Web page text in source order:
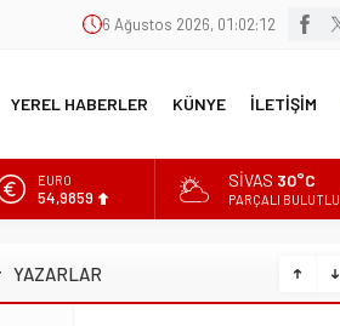
6 Ağustos 2026, 01:02:12
YEREL HABERLER KÜNYE İLETİŞİM
EURO
54,9859
BİST
SIVAS 30°C
PARÇALI BULUTLU
YAZARLARAbdullah Yiğit
Böyle ayrılık olmaz